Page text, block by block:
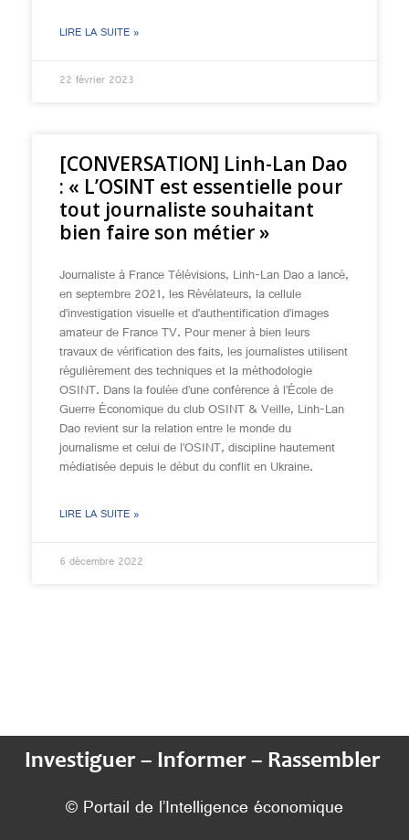
LIRE LA SUITE »
22 février 2023
[CONVERSATION] Linh-Lan Dao
: « L’OSINT est essentielle pour
tout journaliste souhaitant
bien faire son métier »
Journaliste à France Télévisions, Linh-Lan Dao a lancé,
en septembre 2021, les Révélateurs, la cellule
d’investigation visuelle et d’authentification d’images
amateur de France TV. Pour mener à bien leurs
travaux de vérification des faits, les journalistes utilisent
régulièrement des techniques et la méthodologie
OSINT. Dans la foulée d’une conférence à l’École de
Guerre Économique du club OSINT & Veille, Linh-Lan
Dao revient sur la relation entre le monde du
journalisme et celui de l’OSINT, discipline hautement
médiatisée depuis le début du conflit en Ukraine.
LIRE LA SUITE »
6 décembre 2022
Investiguer – Informer – Rassembler
© Portail de l’Intelligence économique